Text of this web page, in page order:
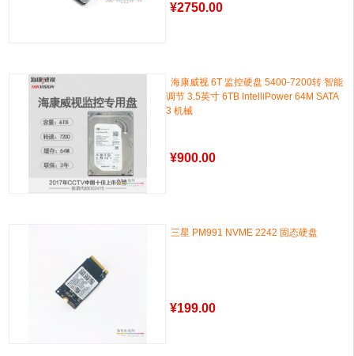
¥2750.00
海康威视 6T 监控硬盘 5400-7200转 智能
调节 3.5英寸 6TB IntelliPower 64M SATA
3 机械
¥900.00
三星 PM991 NVME 2242 固态硬盘
¥199.00